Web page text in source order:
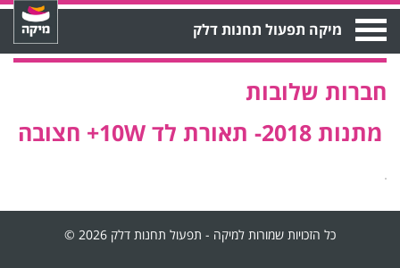
Open
Menu מיקה תפעול תחנות דלק
חברות שלובות
מתנות 2018- תאורת לד 10W+ חצובה
כל הזכויות שמורות למיקה - תפעול תחנות דלק 2026 ©